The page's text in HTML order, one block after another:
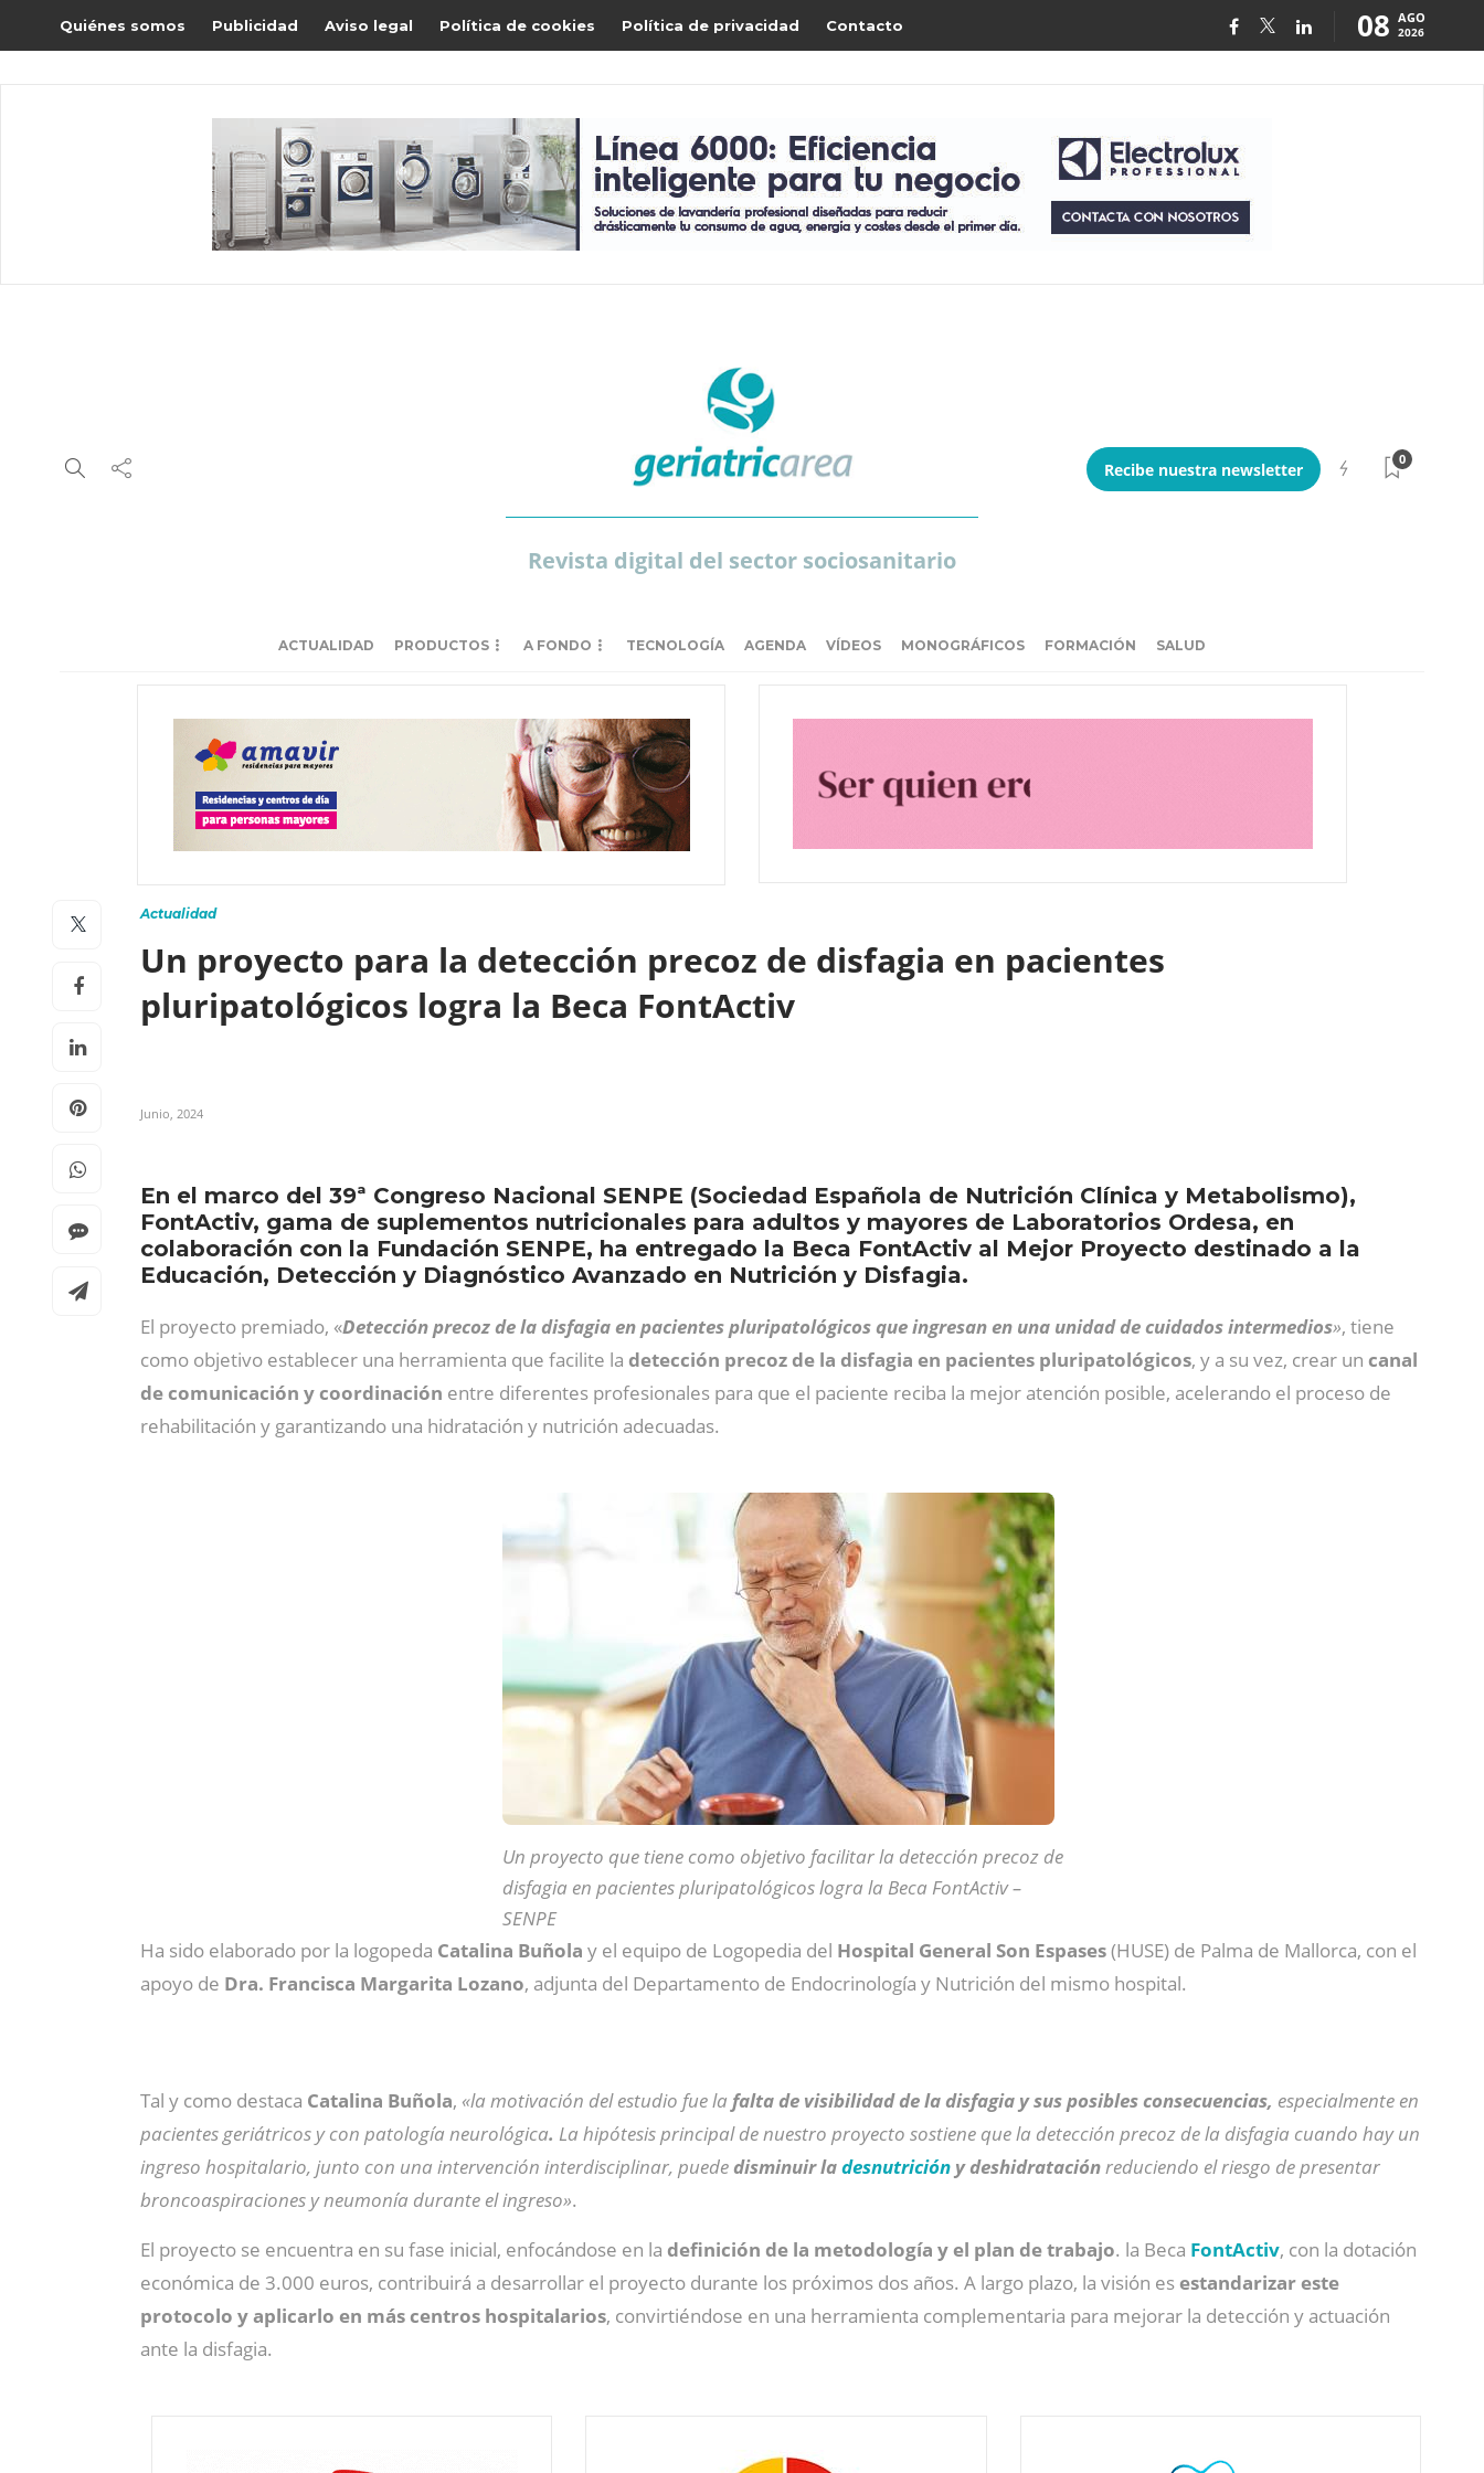
Quiénes somos Publicidad Aviso legal Política de cookies Política de privacidad Contacto 08 AGO
2026
Revista digital del sector sociosanitario
Recibe nuestra newsletter
0
ACTUALIDAD PRODUCTOS A FONDO TECNOLOGÍA AGENDA VÍDEOS MONOGRÁFICOS FORMACIÓN SALUD
Actualidad
Un proyecto para la detección precoz de disfagia en pacientes
pluripatológicos logra la Beca FontActiv
Junio, 2024
En el marco del 39ª Congreso Nacional SENPE (Sociedad Española de Nutrición Clínica y Metabolismo),
FontActiv, gama de suplementos nutricionales para adultos y mayores de Laboratorios Ordesa, en
colaboración con la Fundación SENPE, ha entregado la Beca FontActiv al Mejor Proyecto destinado a la
Educación, Detección y Diagnóstico Avanzado en Nutrición y Disfagia.
El proyecto premiado, «Detección precoz de la disfagia en pacientes pluripatológicos que ingresan en una unidad de cuidados intermedios», tiene
como objetivo establecer una herramienta que facilite la detección precoz de la disfagia en pacientes pluripatológicos, y a su vez, crear un canal
de comunicación y coordinación entre diferentes profesionales para que el paciente reciba la mejor atención posible, acelerando el proceso de
rehabilitación y garantizando una hidratación y nutrición adecuadas.
Un proyecto que tiene como objetivo facilitar la detección precoz de
disfagia en pacientes pluripatológicos logra la Beca FontActiv –
SENPE
Ha sido elaborado por la logopeda Catalina Buñola y el equipo de Logopedia del Hospital General Son Espases(HUSE) de Palma de Mallorca, con el
apoyo de Dra. Francisca Margarita Lozano, adjunta del Departamento de Endocrinología y Nutrición del mismo hospital.
Tal y como destaca Catalina Buñola, «la motivación del estudio fue la falta de visibilidad de la disfagia y sus posibles consecuencias, especialmente en
pacientes geriátricos y con patología neurológica. La hipótesis principal de nuestro proyecto sostiene que la detección precoz de la disfagia cuando hay un
ingreso hospitalario, junto con una intervención interdisciplinar, puededisminuir ladesnutrición y deshidrataciónreduciendo el riesgo de presentar
broncoaspiraciones y neumonía durante el ingreso».
El proyecto se encuentra en su fase inicial, enfocándose en la definición de la metodología y el plan de trabajo. la Beca FontActiv, con la dotación
económica de 3.000 euros, contribuirá a desarrollar el proyecto durante los próximos dos años. A largo plazo, la visión esestandarizar este
protocolo y aplicarlo en más centros hospitalarios, convirtiéndose en una herramienta complementaria para mejorar la detección y actuación
ante la disfagia.